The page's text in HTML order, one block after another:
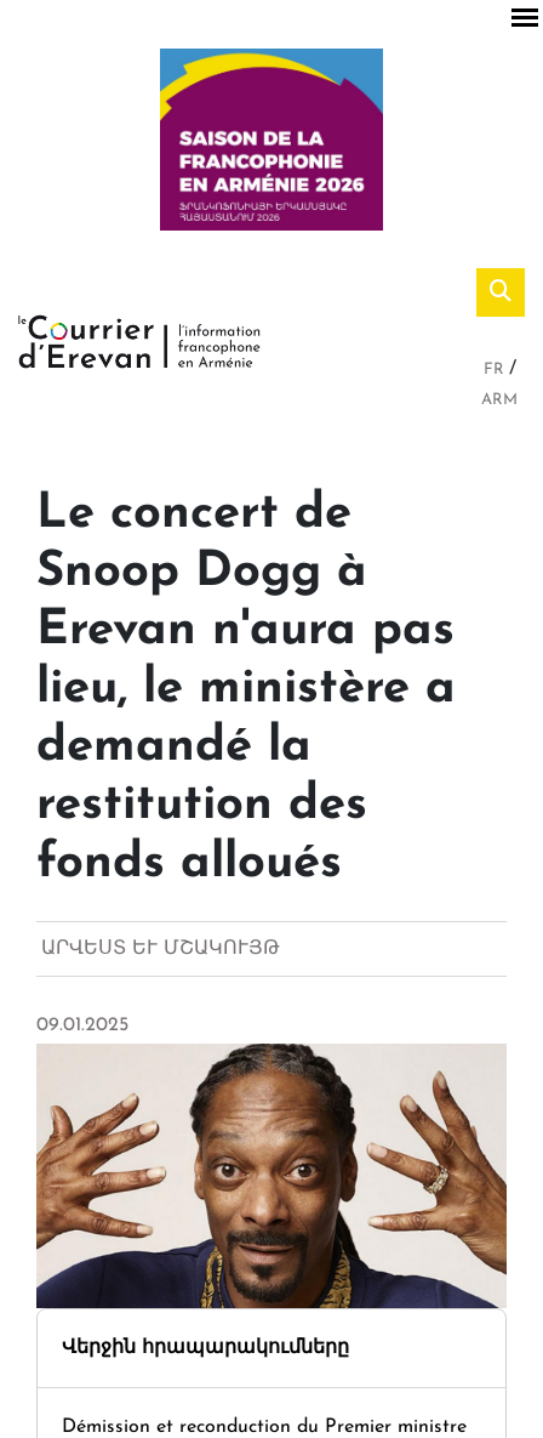
FR
ARM
Le concert de
Snoop Dogg à
Erevan n'aura pas
lieu, le ministère a
demandé la
restitution des
fonds alloués
ԱՐՎԵՍՏ ԵՒ ՄՇԱԿՈՒՅԹ
09.01.2025
Վերջին հրապարակումները
Démission et reconduction du Premier ministre